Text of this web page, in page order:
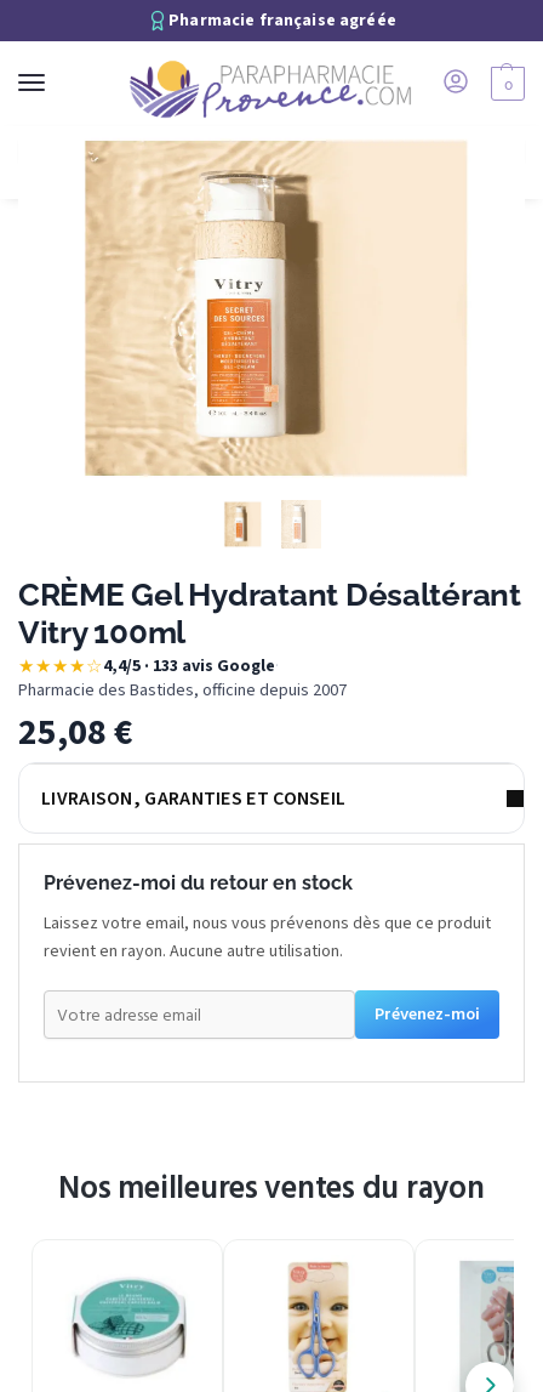
Pharmacie française agréée
0
CRÈME Gel Hydratant Désaltérant
Vitry 100ml
★★★★☆4,4/5 · 133 avis Google·
Pharmacie des Bastides, officine depuis 2007
25,08€
LIVRAISON, GARANTIES ET CONSEIL
Prévenez-moi du retour en stock
Laissez votre email, nous vous prévenons dès que ce produit
revient en rayon. Aucune autre utilisation.
Prévenez-moi
Nos meilleures ventes du rayon